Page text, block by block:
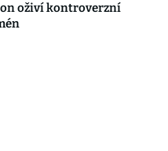
oživí kontroverzní